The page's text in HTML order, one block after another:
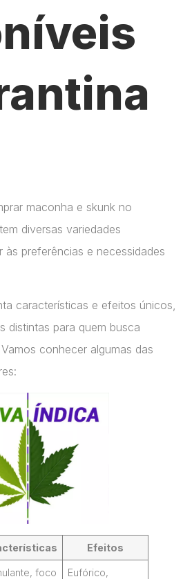
maconha e skunk no
diversas variedades
às preferências e necessidades
características e efeitos únicos,
distintas para quem busca
conhecer algumas das
Efeitos
foco
Eufórico,